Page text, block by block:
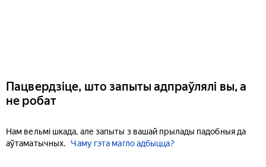
Пацвердзіце, што запыты адпраўлялі вы, а
не робат
Нам вельмі шкада, але запыты з вашай прылады падобныя да
аўтаматычных.
Чаму гэта магло адбыцца?